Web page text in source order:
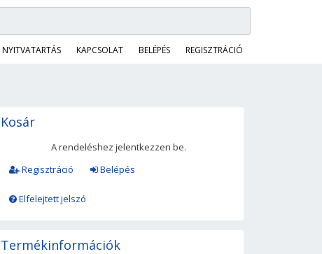
NYITVATARTÁS KAPCSOLAT BELÉPÉS REGISZTRÁCIÓ
Kosár
A rendeléshez jelentkezzen be.
Regisztráció
Belépés
Elfelejtett jelszó
Termékinformációk